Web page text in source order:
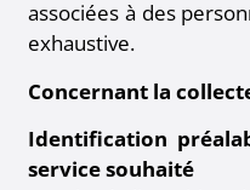
associées à des
exhaustive.
Concernant la
Identification
service souhaité